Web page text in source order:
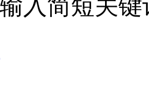
入简短关键